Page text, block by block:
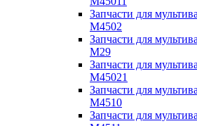
Запчасти для
M4502
Запчасти для
M29
Запчасти для
M45021
Запчасти для
M4510
Запчасти для